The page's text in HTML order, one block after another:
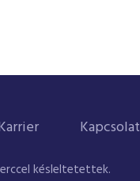
Kapcsolat
késleltetettek.